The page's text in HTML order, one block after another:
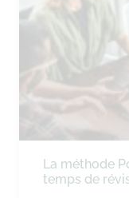
La méthode
temps de